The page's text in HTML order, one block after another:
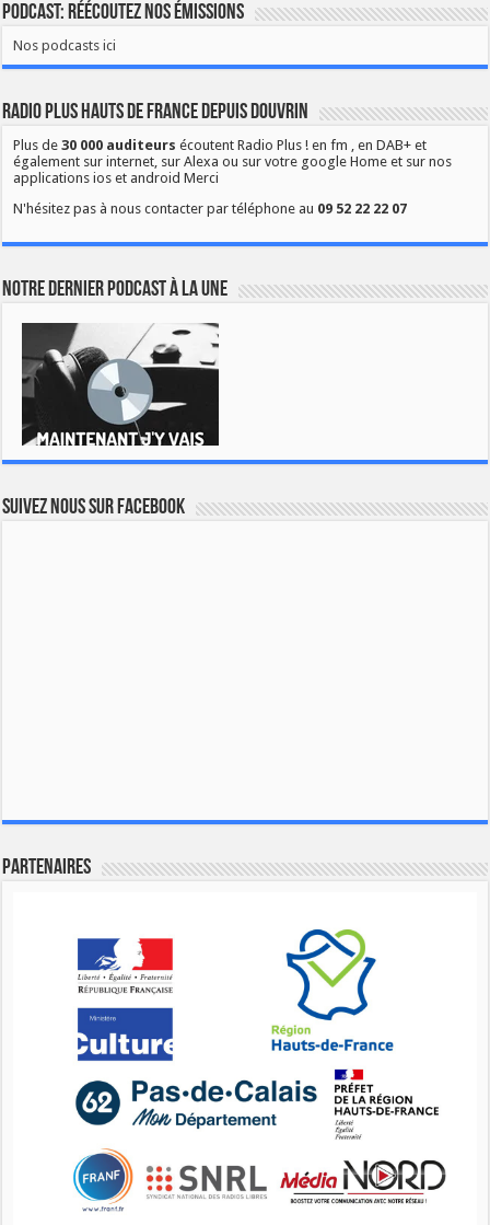
Podcast: Réécoutez nos émissions
Nos podcasts ici
Radio Plus Hauts de France depuis Douvrin
Plus de30 000 auditeurs écoutent Radio Plus ! en fm , en DAB+ et
également sur internet, sur Alexa ou sur votre google Home et sur nos
applications ios et android Merci
N'hésitez pas à nous contacter par téléphone au 09 52 22 22 07
Notre dernier podcast à la une
Suivez nous sur Facebook
Partenaires